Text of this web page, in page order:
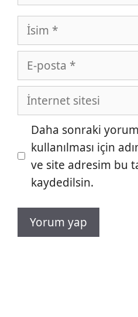
İsim
posta
İnternet
sitesi
Daha sonraki
kullanılması için
ve site adresim bu
kaydedilsin.